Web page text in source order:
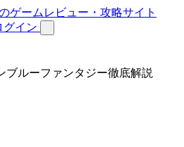
グイン
ブルーファンタジー徹底解説